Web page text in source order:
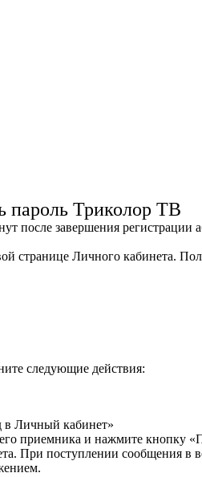
пароль Триколор ТВ
после завершения
странице Личного кабинета.
следующие действия:
в Личный кабинет»
приемника и нажмите кнопку
При поступлении сообщения в